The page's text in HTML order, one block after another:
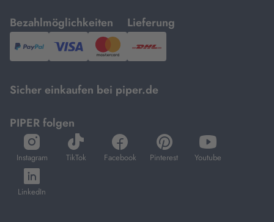
Bezahlmöglichkeiten
mit
PayPal,Visa
und
Lieferung
mit
DHL.
Sicher einkaufen bei piper.de
PIPER folgen
Instagram
öffnet
in
neuem
Tab
TikTok
öffnet
in
Facebook
öffnet
in
Pinterest
öffnet
in
Youtube
öffnet
in
LinkedIn
öffnet
in